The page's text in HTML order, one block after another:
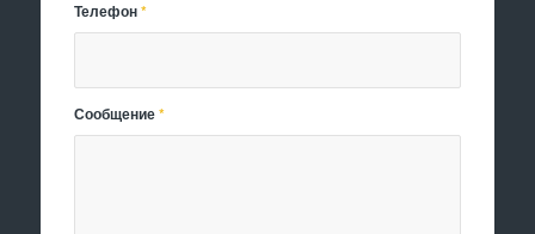
Телефон*
Сообщение*